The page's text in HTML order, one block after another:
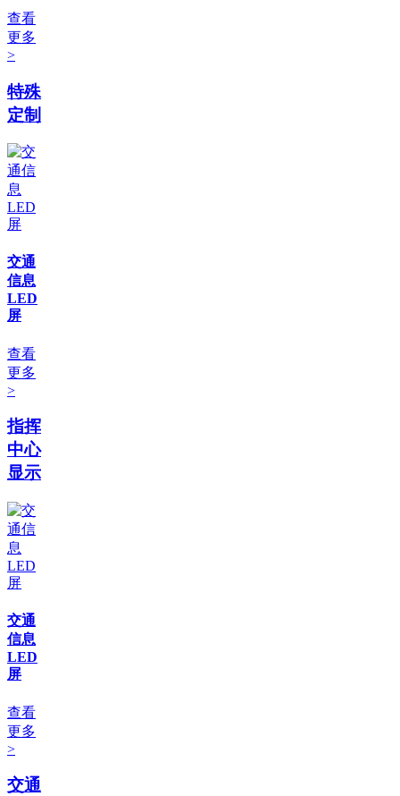
查看
更多
>
特殊
定制
交通
信息
LED
屏
查看
更多
>
指挥
中心
显示
交通
信息
LED
屏
查看
更多
>
交通